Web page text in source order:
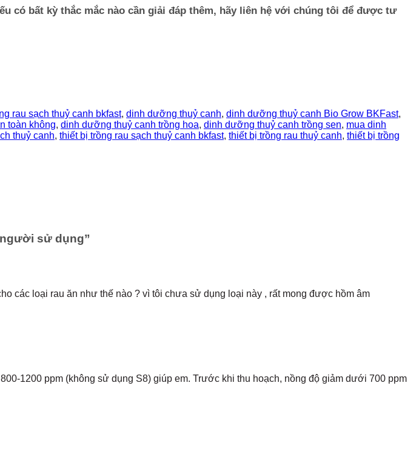
có bất kỳ thắc mắc nào cần giải đáp thêm, hãy liên hệ với chúng tôi để được tư
rau sạch thuỷ canh bkfast, dinh dưỡng thuỷ canh, dinh dưỡng thuỷ canh Bio Grow BKFast,
toàn không, dinh dưỡng thuỷ canh trồng hoa, dinh dưỡng thuỷ canh trồng sen, mua dinh
thuỷ canh, thiết bị trồng rau sạch thuỷ canh bkfast, thiết bị trồng rau thuỷ canh, thiết bị trồng
sử dụng”
các loại rau ăn như thế nào ? vì tôi chưa sử dụng loại này , rất mong được hồm âm
1200 ppm (không sử dụng S8) giúp em. Trước khi thu hoạch, nồng độ giảm dưới 700 ppm